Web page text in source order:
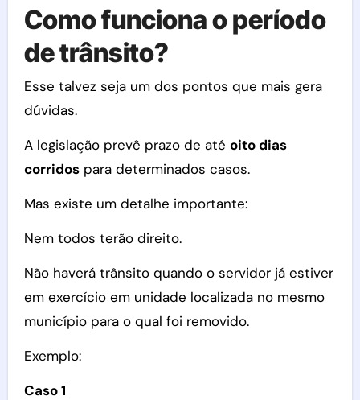
Como funciona o período
de trânsito?
Esse talvez seja um dos pontos que mais gera
dúvidas.
A legislação prevê prazo de até oito dias
corridospara determinados casos.
Mas existe um detalhe importante:
Nem todos terão direito.
Não haverá trânsito quando o servidor já estiver
em exercício em unidade localizada no mesmo
município para o qual foi removido.
Exemplo:
Caso 1